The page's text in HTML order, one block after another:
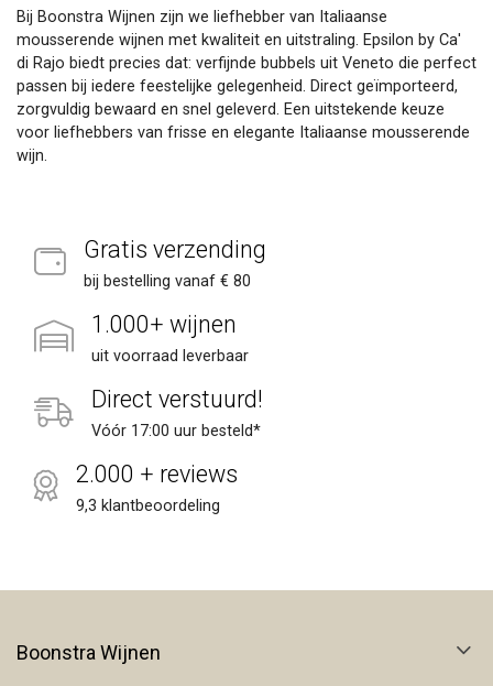
Bij Boonstra Wijnen zijn we liefhebber van Italiaanse
mousserende wijnen met kwaliteit en uitstraling. Epsilon by Ca'
di Rajo biedt precies dat: verfijnde bubbels uit Veneto die perfect
passen bij iedere feestelijke gelegenheid. Direct geïmporteerd,
zorgvuldig bewaard en snel geleverd. Een uitstekende keuze
voor liefhebbers van frisse en elegante Italiaanse mousserende
wijn.
Gratis verzending
bij bestelling vanaf € 80
1.000+ wijnen
uit voorraad leverbaar
Direct verstuurd!
Vóór 17:00 uur besteld*
2.000 + reviews
9,3 klantbeoordeling
Boonstra Wijnen